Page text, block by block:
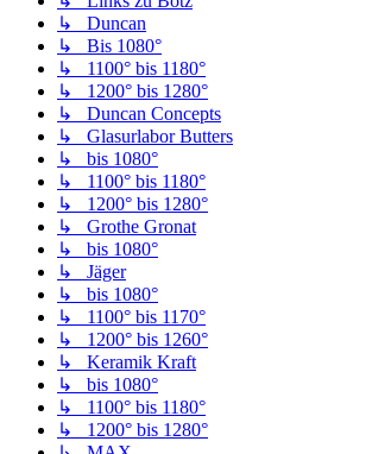
↳ Duncan
↳ Bis 1080°
↳ 1100° bis 1180°
↳ 1200° bis 1280°
↳ Duncan Concepts
↳ Glasurlabor Butters
↳ bis 1080°
↳ 1100° bis 1180°
↳ 1200° bis 1280°
↳ Grothe Gronat
↳ bis 1080°
↳ Jäger
↳ bis 1080°
↳ 1100° bis 1170°
↳ 1200° bis 1260°
↳ Keramik Kraft
↳ bis 1080°
↳ 1100° bis 1180°
↳ 1200° bis 1280°